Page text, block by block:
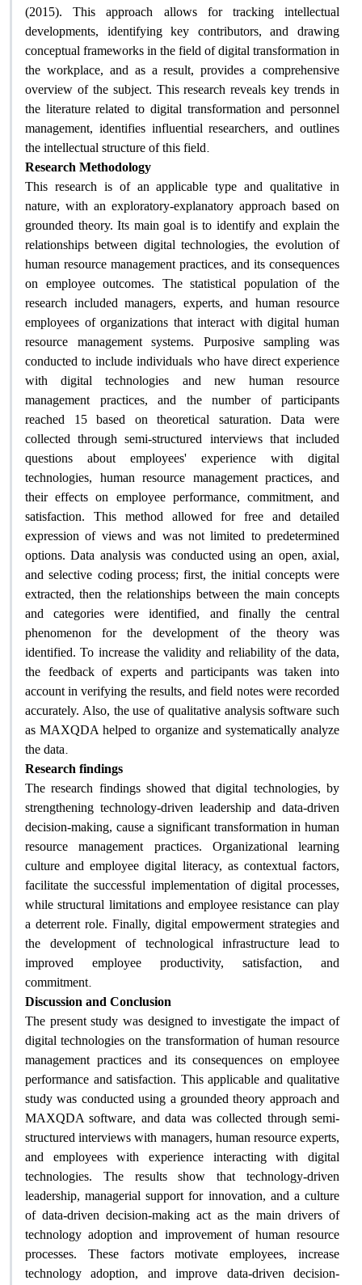
(2015). This approach allows for tracking intellectual
developments, identifying key contributors, and drawing
conceptual frameworks in the field of digital transformation in
the workplace, and as a result, provides a comprehensive
overview of the subject. This research reveals key trends in
the literature related to digital transformation and personnel
management, identifies influential researchers, and outlines
the intellectual structure of this field.
Research Methodology
This research is of an applicable type and qualitative in
nature, with an exploratory-explanatory approach based on
grounded theory. Its main goal is to identify and explain the
relationships between digital technologies, the evolution of
human resource management practices, and its consequences
on employee outcomes. The statistical population of the
research included managers, experts, and human resource
employees of organizations that interact with digital human
resource management systems. Purposive sampling was
conducted to include individuals who have direct experience
with digital technologies and new human resource
management practices, and the number of participants
reached 15 based on theoretical saturation. Data were
collected through semi-structured interviews that included
questions about employees' experience with digital
technologies, human resource management practices, and
their effects on employee performance, commitment, and
satisfaction. This method allowed for free and detailed
expression of views and was not limited to predetermined
options. Data analysis was conducted using an open, axial,
and selective coding process; first, the initial concepts were
extracted, then the relationships between the main concepts
and categories were identified, and finally the central
phenomenon for the development of the theory was
identified. To increase the validity and reliability of the data,
the feedback of experts and participants was taken into
account in verifying the results, and field notes were recorded
accurately. Also, the use of qualitative analysis software such
as MAXQDA helped to organize and systematically analyze
the data.
Research findings
The research findings showed that digital technologies, by
strengthening technology-driven leadership and data-driven
decision-making, cause a significant transformation in human
resource management practices. Organizational learning
culture and employee digital literacy, as contextual factors,
facilitate the successful implementation of digital processes,
while structural limitations and employee resistance can play
a deterrent role. Finally, digital empowerment strategies and
the development of technological infrastructure lead to
improved employee productivity, satisfaction, and
commitment.
Discussion and Conclusion
The present study was designed to investigate the impact of
digital technologies on the transformation of human resource
management practices and its consequences on employee
performance and satisfaction. This applicable and qualitative
study was conducted using a grounded theory approach and
MAXQDA software, and data was collected through semi-
structured interviews with managers, human resource experts,
and employees with experience interacting with digital
technologies. The results show that technology-driven
leadership, managerial support for innovation, and a culture
of data-driven decision-making act as the main drivers of
technology adoption and improvement of human resource
processes. These factors motivate employees, increase
technology adoption, and improve data-driven decision-